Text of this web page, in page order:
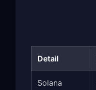
Detail
Solana